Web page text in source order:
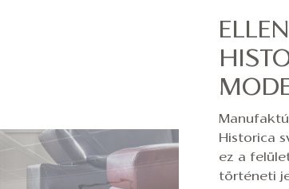
Historica
ez a
történeti